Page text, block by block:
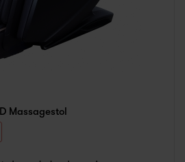
Massagestol